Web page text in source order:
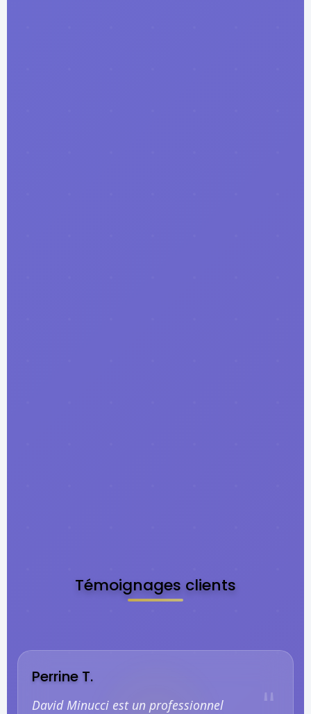
Témoignages clients
"
Perrine T.
David Minucci est un professionnel